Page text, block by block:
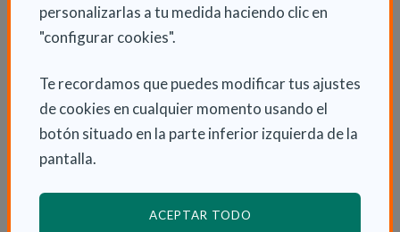
personalizarlas a tu medida haciendo clic en
"configurar cookies".
Te recordamos que puedes modificar tus ajustes
de cookies en cualquier momento usando el
botón situado en la parte inferior izquierda de la
pantalla.
ACEPTAR TODO
ENLACES RELACIONADOS
Consulta nuestra área de Autonomía
Personal y Dependencia